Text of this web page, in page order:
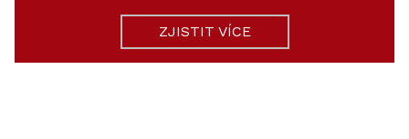
ZJISTIT VÍCE